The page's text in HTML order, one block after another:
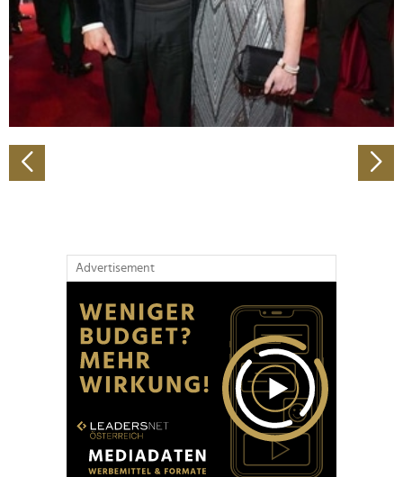
zu können und die Zugriffe auf unsere Website zu
analysieren. Außerdem geben wir Informationen zu Ihrer
Verwendung unserer Website an unsere Partner für
soziale Medien, Werbung und Analysen weiter. Unsere
Partner führen diese Informationen möglicherweise mit
weiteren Daten zusammen, die Sie ihnen bereitgestellt
gesammelt haben.
Advertisement